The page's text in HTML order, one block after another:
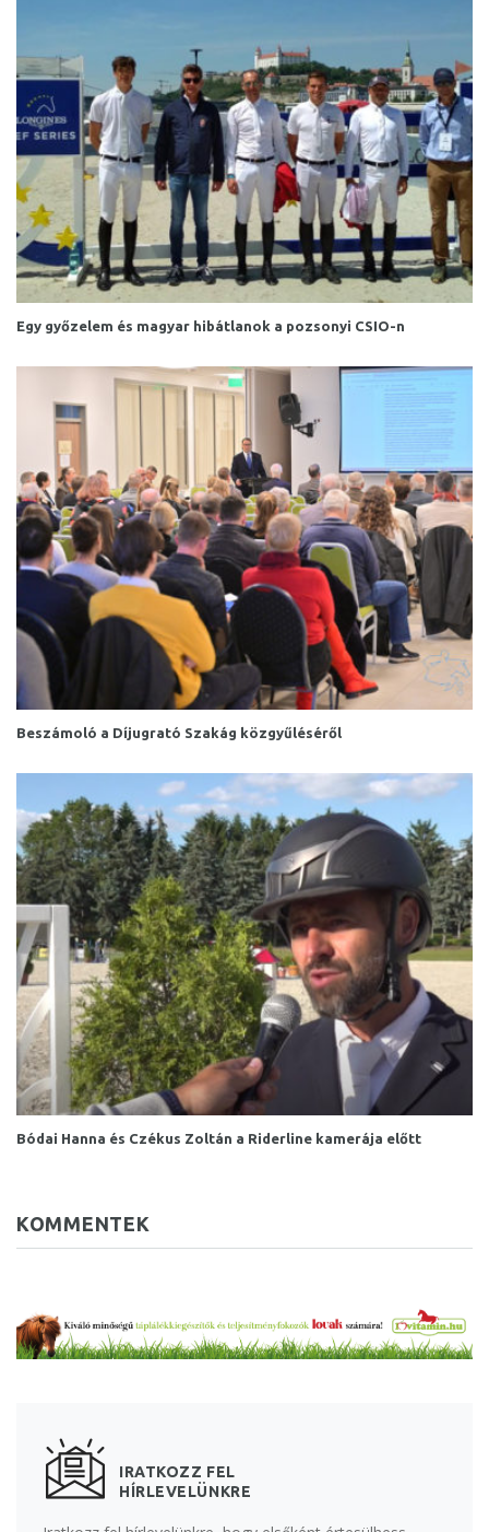
Egy győzelem és magyar hibátlanok a pozsonyi CSIO-n
Beszámoló a Díjugrató Szakág közgyűléséről
Bódai Hanna és Czékus Zoltán a Riderline kamerája előtt
KOMMENTEK
IRATKOZZ FEL
HÍRLEVELÜNKRE